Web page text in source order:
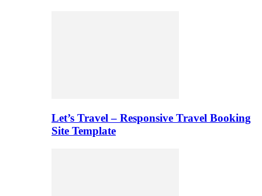
Let’s Travel – Responsive Travel Booking
Site Template